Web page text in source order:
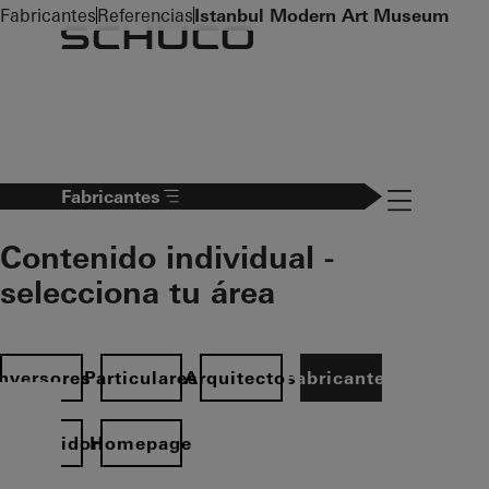
To the main content
Fabricantes
Contenido individual -
selecciona tu área
ParticularesArquitectosFabricantes
Homepage
Navigation
FabricantesReferenciasIstanbul Modern Art Museum